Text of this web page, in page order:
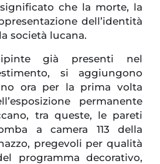
che la morte, la
dell’identità
società lucana.
già presenti nel
si aggiungono
ora per la prima volta
permanente
tra queste, le pareti
a camera 113 della
pregevoli per qualità
programma decorativo,